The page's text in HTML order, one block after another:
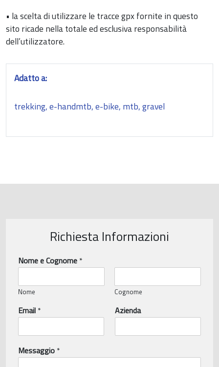
• la scelta di utilizzare le tracce gpx fornite in questo
sito ricade nella totale ed esclusiva responsabilità
dell’utilizzatore.
Adatto a:
trekking, e-handmtb, e-bike, mtb, gravel
Richiesta Informazioni
Nome e Cognome *
Nome Cognome
Email * Azienda
Messaggio *